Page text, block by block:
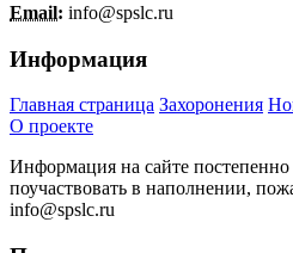
Email: info@spslc.ru
Информация
Главная страница Захоронения
О проекте
Информация на сайте постепенно
поучаствовать в наполнении,
info@spslc.ru